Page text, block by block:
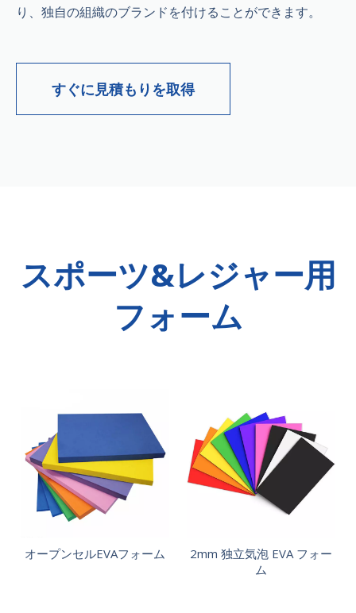
り、独自の組織のブランドを付けることができます。
すぐに見積もりを取得
スポーツ&レジャー用
フォーム
オープンセルEVAフォーム
2mm 独立気泡 EVA フォー
ム